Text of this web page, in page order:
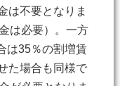
は不要となりま
は必要）。一方
は35％の割増賃
た場合も同様で